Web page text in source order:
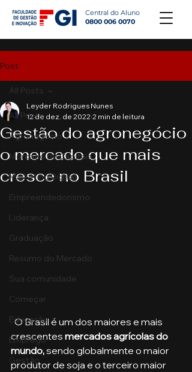
Central do Aluno
0800 006 0070
Post
All Posts
Agronegócio
Mercado de Capitais
Marketing Digital
Empreendedorismo
Liderança
Graduação
Resumo do Mercado
Sua comunidade
Começar
Educação
Emprego
Gestão
All Posts
Gestão do agronegócio
o mercado que mais
cresce no Brasil
Leyder Rodrigues Nunes
12 de dez. de 2022 2 min de leitura
  O Brasil é um dos maiores e mais
crescentes mercados agrícolas do
mundo, sendo globalmente o maior
produtor de soja e o terceiro maior